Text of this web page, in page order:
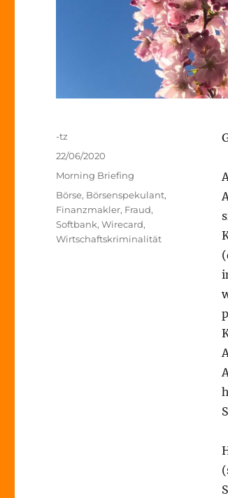
Autor
-tz
Veröffentlicht
22/06/2020
Kategorien
Morning Briefing
Schlagwörter
Börse, Börsenspekulant,
Finanzmakler, Fraud,
Softbank,Wirecard,
Wirtschaftskriminalität